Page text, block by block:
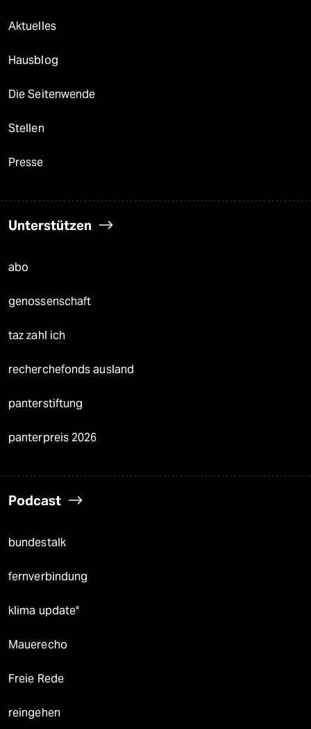
Aktuelles
Hausblog
Die Seitenwende
Stellen
Presse
Unterstützen
abo
genossenschaft
taz zahl ich
recherchefonds ausland
panterstiftung
panterpreis 2026
Podcast
bundestalk
fernverbindung
klima update°
Mauerecho
Freie Rede
reingehen